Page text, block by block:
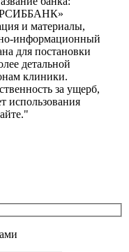
и материалы,
информационный
для постановки
детальной
клиники.
за ущерб,
использования